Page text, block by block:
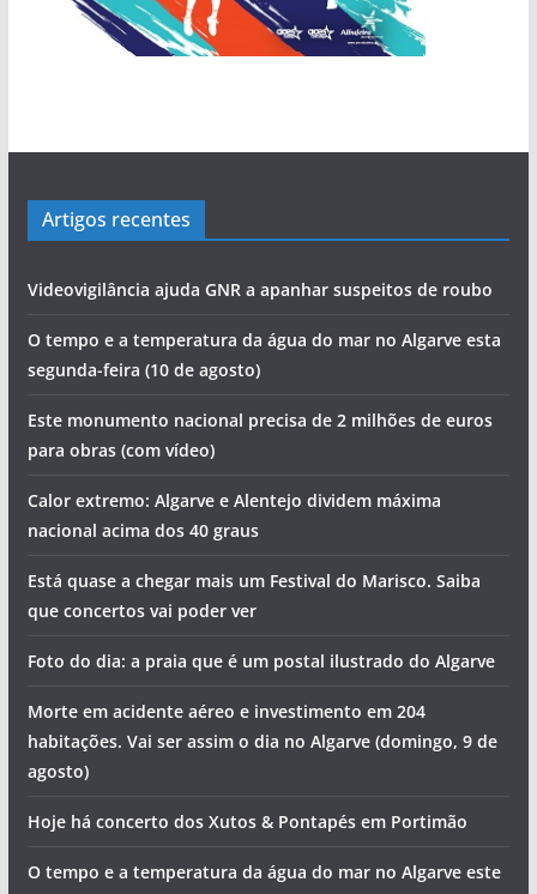
Artigos recentes
Videovigilância ajuda GNR a apanhar suspeitos de roubo
O tempo e a temperatura da água do mar no Algarve esta
segunda-feira (10 de agosto)
Este monumento nacional precisa de 2 milhões de euros
para obras (com vídeo)
Calor extremo: Algarve e Alentejo dividem máxima
nacional acima dos 40 graus
Está quase a chegar mais um Festival do Marisco. Saiba
que concertos vai poder ver
Foto do dia: a praia que é um postal ilustrado do Algarve
Morte em acidente aéreo e investimento em 204
habitações. Vai ser assim o dia no Algarve (domingo, 9 de
agosto)
Hoje há concerto dos Xutos & Pontapés em Portimão
O tempo e a temperatura da água do mar no Algarve este